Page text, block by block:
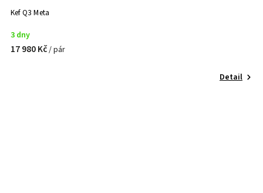
Kef Q3 Meta
3 dny
17 980 Kč/ pár
Detail